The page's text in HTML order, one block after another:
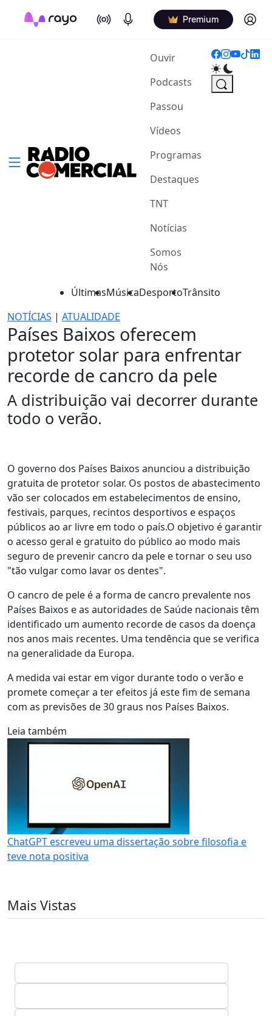
On Air Podcasts Premium Log in
Ouvir(current)
Podcasts
Passou
Vídeos
Programas
Destaques
TNT
Notícias
Somos
Nós
ÚltimasMúsicaDesportoTrânsito
NOTÍCIAS | ATUALIDADE
Países Baixos oferecem
protetor solar para enfrentar
recorde de cancro da pele
A distribuição vai decorrer durante
todo o verão.
O governo dos Países Baixos anunciou a distribuição
gratuita de protetor solar. Os postos de abastecimento
vão ser colocados em estabelecimentos de ensino,
festivais, parques, recintos desportivos e espaços
públicos ao ar livre em todo o país.O objetivo é garantir
o acesso geral e gratuito do público ao modo mais
seguro de prevenir cancro da pele e tornar o seu uso
"tão vulgar como lavar os dentes".
O cancro de pele é a forma de cancro prevalente nos
Países Baixos e as autoridades de Saúde nacionais têm
identificado um aumento recorde de casos da doença
nos anos mais recentes. Uma tendência que se verifica
na generalidade da Europa.
A medida vai estar em vigor durante todo o verão e
promete começar a ter efeitos já este fim de semana
com as previsões de 30 graus nos Países Baixos.
Leia também
ChatGPT escreveu uma dissertação sobre filosofia e
teve nota positiva
Mais Vistas